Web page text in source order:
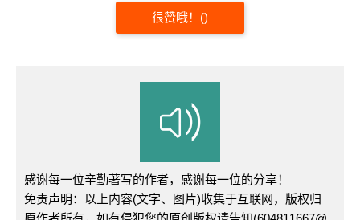
很赞哦！ ()
感谢每一位辛勤著写的作者，感谢每一位的分享！
免责声明：以上内容(文字、图片)收集于互联网，版权归